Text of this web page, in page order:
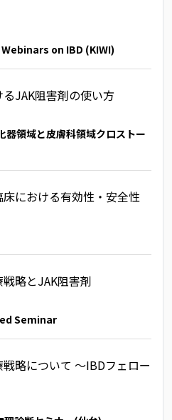
on IBD (KIWI)
JAK阻害剤の使い方
器領域と皮膚科領域クロストー
における有効性・安全性
略とJAK阻害剤
Seminar
略について 〜IBDフェロー